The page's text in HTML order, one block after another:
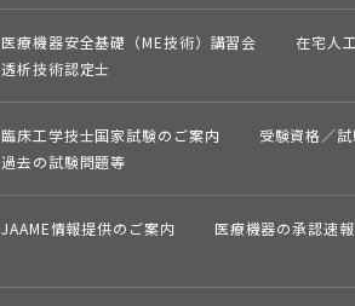
医療機器安全基礎（ME技術）講習会 在宅人
透析技術認定士
臨床工学技士国家試験のご案内 受験資格／
過去の試験問題等
JAAME情報提供のご案内 医療機器の承認速報